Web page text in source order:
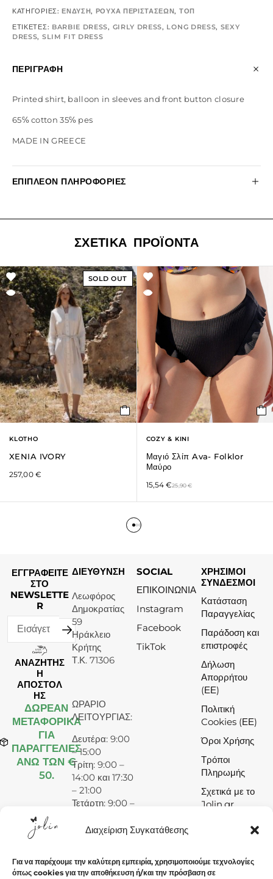
Διαχείριση Συγκατάθεσης
Για να παρέχουμε την καλύτερη εμπειρία, χρησιμοποιούμε τεχνολογίες
όπως cookies για την αποθήκευση ή/και την πρόσβαση σε
ΚΑΤΗΓΟΡΊΕΣ:ΕΝΔΥΣΗ, ΡΟΥΧΑ ΠΕΡΙΣΤΑΣΕΩΝ, ΤΟΠ
ΕΤΙΚΈΤΕΣ: BARBIE DRESS, GIRLY DRESS, LONG DRESS, SEXY
DRESS, SLIM FIT DRESS
ΠΕΡΙΓΡΑΦΉ
Printed shirt, balloon in sleeves and front button closure
65℅ cotton 35℅ pes
MADE IN GREECE
ΕΠΙΠΛΈΟΝ ΠΛΗΡΟΦΟΡΊΕΣ
ΣΧΕΤΙΚΆ ΠΡΟΪΌΝΤΑ
SOLD OUT
KLOTHO
XENIA IVORY
257,00 €
COZY & KINI
Μαγιό Σλίπ Ava- Folklor
Μαύρο
25,90€
15,54€
ΕΓΓΡΑΦΕΙΤΕ
ΣΤΟ
NEWSLETTE
R
ΑΝΑΖΗΤΗΣ
Η
ΑΠΟΣΤΟΛ
ΗΣ
ΔΩΡΕΆΝ
ΜΕΤΑΦΟΡΙΚΑ
ΓΙΑ
ΠΑΡΑΓΓΕΛΙΕΣ
ΑΝΩ ΤΩΝ €
50.
ΔΙΕΥΘΥΝΣΗ
Λεωφόρος
Δημοκρατίας
59
Ηράκλειο
Κρήτης
Τ.Κ. 71306
ΩΡΑΡΙΟ
ΛΕΙΤΟΥΡΓΙΑΣ:
Δευτέρα: 9:00
– 15:00
Τρίτη: 9:00 –
14:00 και 17:30
– 21:00
Τετάρτη: 9:00 –
Πέμπτη: 9:00 –
Παρασκευή:
SOCIAL
ΕΠΙΚΟΙΝΩΝΙΑ
Instagram
Facebook
TikTok
ΧΡΗΣΙΜΟΙ
ΣΥΝΔΕΣΜΟΙ
Κατάσταση
Παραγγελίας
Παράδοση και
επιστροφές
Δήλωση
Απορρήτου
(ΕΕ)
Πολιτική
Cookies (ΕΕ)
Όροι Χρήσης
Τρόποι
Πληρωμής
Σχετικά με το
Jolin.gr